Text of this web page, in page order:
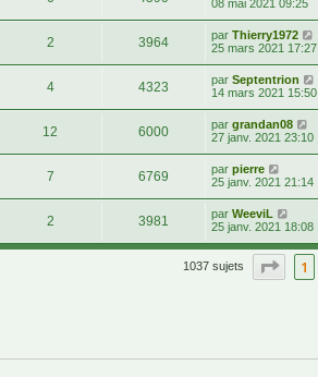
08 mai 2021 09:25
2 3964 par Thierry1972
25 mars 2021 17:27
4 4323 par Septentrion
14 mars 2021 15:50
12 6000 par grandan08
27 janv. 2021 23:10
7 6769 par pierre
25 janv. 2021 21:14
2 3981 par WeeviL
25 janv. 2021 18:08
1037 sujets Page1